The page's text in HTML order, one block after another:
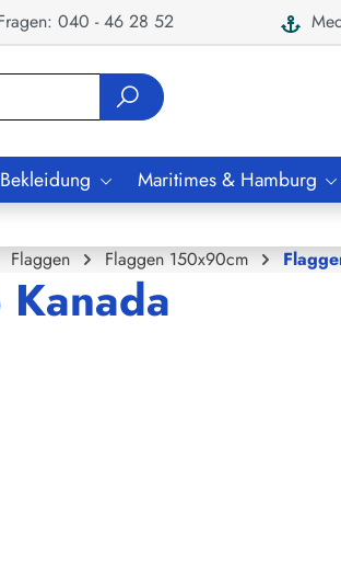
040 - 46 28 52
Maritimes & Hamburg
Flaggen Flaggen 150x90cm